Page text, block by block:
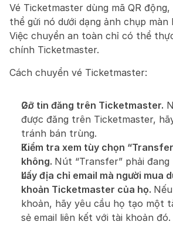
Vé Ticketmaster dùng mã QR
thể gửi nó dưới dạng ảnh chụp màn
Việc chuyển an toàn chỉ có thể
chính Ticketmaster.
Cách chuyển vé Ticketmaster:
Gỡ tin đăng trên Ticketmaster.
được đăng trên Ticketmaster,
tránh bán trùng.
Kiểm tra xem tùy chọn
không. Nút “Transfer” phải
Lấy địa chỉ email mà người mua
khoản Ticketmaster của họ.
khoản, hãy yêu cầu họ tạo một
sẻ email liên kết với tài khoản đó.